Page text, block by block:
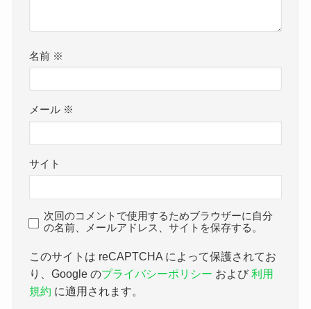
名前 ※
メール ※
サイト
次回のコメントで使用するためブラウザーに自分
の名前、メールアドレス、サイトを保存する。
このサイトは reCAPTCHA によって保護されてお
り、Google のプライバシーポリシー および利用
規約 に適用されます。